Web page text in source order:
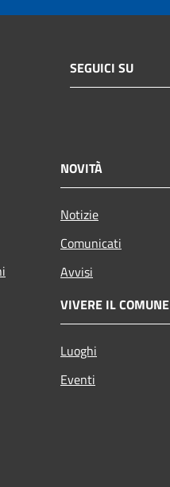
SEGUICI SU
NOVITÀ
Notizie
Comunicati
Avvisi
VIVERE IL COMUNE
Luoghi
Eventi